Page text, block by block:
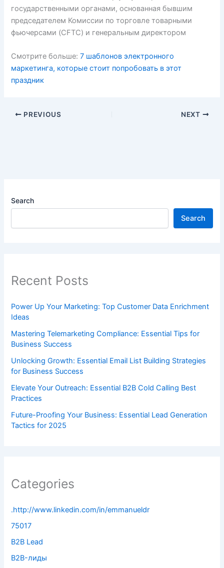
государственными органами, основанная бывшим
председателем Комиссии по торговле товарными
фьючерсами (CFTC) и генеральным директором
Смотрите больше:7 шаблонов электронного
маркетинга, которые стоит попробовать в этот
праздник
PREVIOUS NEXT
Search
Search
Recent Posts
Power Up Your Marketing: Top Customer Data Enrichment
Ideas
Mastering Telemarketing Compliance: Essential Tips for
Business Success
Unlocking Growth: Essential Email List Building Strategies
for Business Success
Elevate Your Outreach: Essential B2B Cold Calling Best
Practices
Future-Proofing Your Business: Essential Lead Generation
Tactics for 2025
Categories
.http://www.linkedin.com/in/emmanueldr
75017
B2B Lead
B2B-лиды